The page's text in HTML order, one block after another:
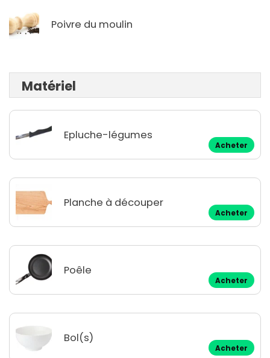
Poivre du moulin
Matériel
Epluche-légumes
Acheter
Planche à découper
Acheter
Poêle
Acheter
Bol(s)
Acheter